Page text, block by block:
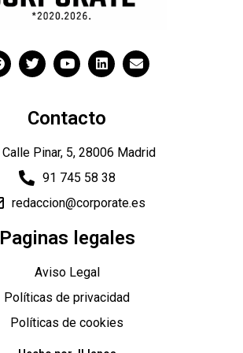
Contacto
Calle Pinar, 5, 28006 Madrid
91 745 58 38
redaccion@corporate.es
Paginas legales
Aviso Legal
Políticas de privacidad
Políticas de cookies